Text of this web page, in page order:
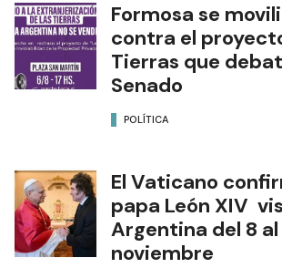
Formosa se
contra el
Tierras que
Senado
POLÍTICA
El Vaticano
papa León XIV
Argentina del 8 al
noviembre